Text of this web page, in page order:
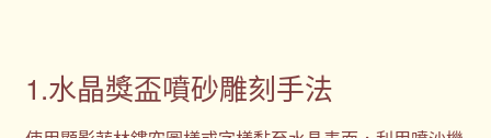
1.水晶獎盃噴砂雕刻手法